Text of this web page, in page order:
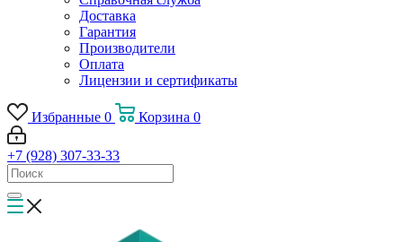
Доставка
Гарантия
Производители
Оплата
Лицензии и сертификаты
Избранные 0 Корзина 0
+7 (928) 307-33-33